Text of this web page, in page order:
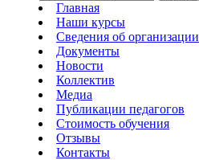
Главная
Наши курсы
Сведения об организации
Документы
Новости
Коллектив
Медиа
Публикации педагогов
Стоимость обучения
Отзывы
Контакты